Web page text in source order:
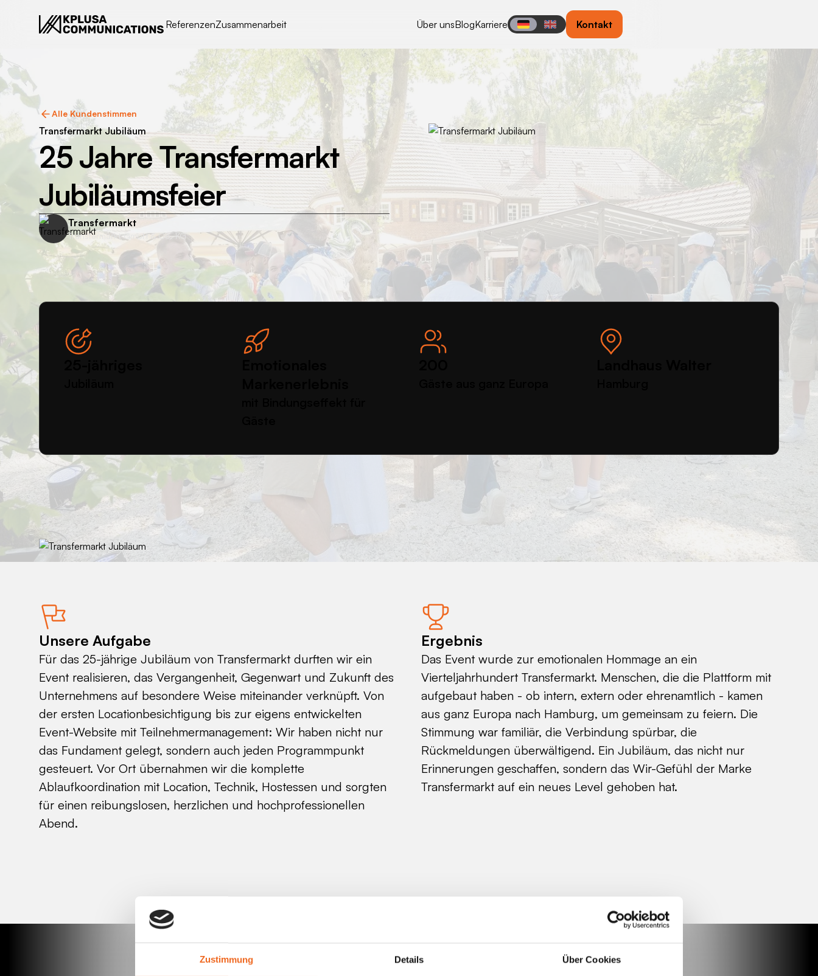
Zustimmung Details Über Cookies
ReferenzenZusammenarbeit Über unsBlogKarriere Kontakt
Alle Kundenstimmen
Transfermarkt Jubiläum
25 Jahre Transfermarkt
Jubiläumsfeier
Transfermarkt
Transfermarkt GmbH & Co. KG
Unsere Aufgabe
Für das 25-jährige Jubiläum von Transfermarkt durften wir ein
Event realisieren, das Vergangenheit, Gegenwart und Zukunft des
Unternehmens auf besondere Weise miteinander verknüpft. Von
der ersten Locationbesichtigung bis zur eigens entwickelten
Event-Website mit Teilnehmermanagement: Wir haben nicht nur
das Fundament gelegt, sondern auch jeden Programmpunkt
gesteuert. Vor Ort übernahmen wir die komplette
Ablaufkoordination mit Location, Technik, Hostessen und sorgten
für einen reibungslosen, herzlichen und hochprofessionellen
Abend.
Ergebnis
Das Event wurde zur emotionalen Hommage an ein
Vierteljahrhundert Transfermarkt. Menschen, die die Plattform mit
aufgebaut haben - ob intern, extern oder ehrenamtlich - kamen
aus ganz Europa nach Hamburg, um gemeinsam zu feiern. Die
Stimmung war familiär, die Verbindung spürbar, die
Rückmeldungen überwältigend. Ein Jubiläum, das nicht nur
Erinnerungen geschaffen, sondern das Wir-Gefühl der Marke
Transfermarkt auf ein neues Level gehoben hat.